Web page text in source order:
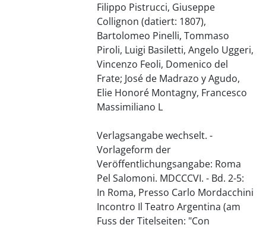
Filippo Pistrucci, Giuseppe
Collignon (datiert: 1807),
Bartolomeo Pinelli, Tommaso
Piroli, Luigi Basiletti, Angelo Uggeri,
Vincenzo Feoli, Domenico del
Frate; José de Madrazo y Agudo,
Elie Honoré Montagny, Francesco
Massimiliano L
Verlagsangabe wechselt. -
Vorlageform der
Veröffentlichungsangabe: Roma
Pel Salomoni. MDCCCVI. - Bd. 2-5:
In Roma, Presso Carlo Mordacchini
Incontro Il Teatro Argentina (am
Fuss der Titelseiten: "Con